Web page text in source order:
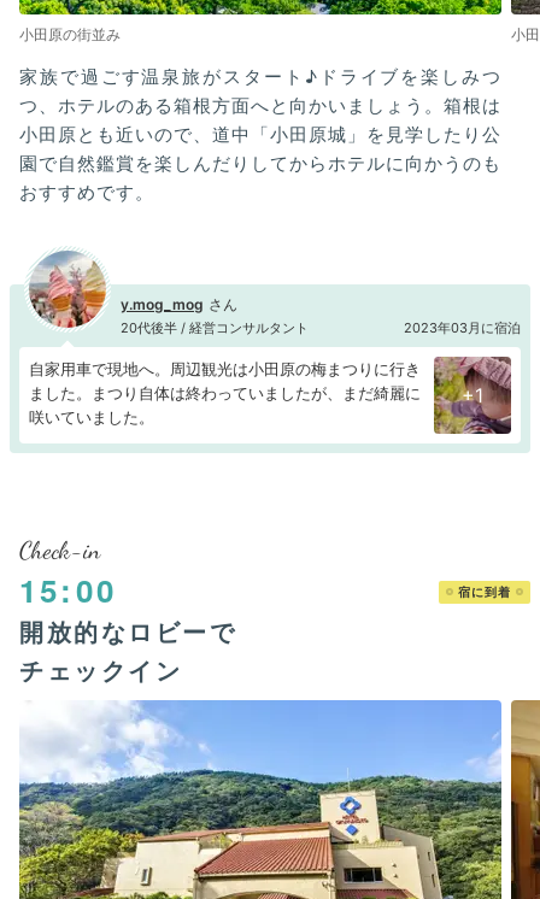
小田原の街並み 小
家族で過ごす温泉旅がスタート♪ドライブを楽しみつ
つ、ホテルのある箱根方面へと向かいましょう。箱根は
小田原とも近いので、道中「小田原城」を見学したり公
園で自然鑑賞を楽しんだりしてからホテルに向かうのも
おすすめです。
y.mog_mog
20代後半 / 経営コンサルタント 2023年03月に宿泊
自家用車で現地へ。周辺観光は小田原の梅まつりに行き
ました。まつり自体は終わっていましたが、まだ綺麗に
咲いていました。
+1
Check-in
15:00 宿に到着
開放的なロビーで
チェックイン